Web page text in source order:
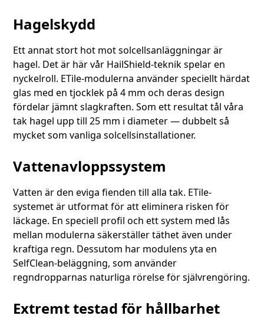
Hagelskydd
Ett annat stort hot mot solcellsanläggningar är
hagel. Det är här vår HailShield-teknik spelar en
nyckelroll. ETile-modulerna använder speciellt härdat
glas med en tjocklek på 4 mm och deras design
fördelar jämnt slagkraften. Som ett resultat tål våra
tak hagel upp till 25 mm i diameter — dubbelt så
mycket som vanliga solcellsinstallationer.
Vattenavloppssystem
Vatten är den eviga fienden till alla tak. ETile-
systemet är utformat för att eliminera risken för
läckage. En speciell profil och ett system med lås
mellan modulerna säkerställer täthet även under
kraftiga regn. Dessutom har modulens yta en
SelfClean-beläggning, som använder
regndropparnas naturliga rörelse för självrengöring.
Extremt testad för hållbarhet